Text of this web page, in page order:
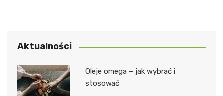
Aktualności
Oleje omega – jak wybrać i
stosować